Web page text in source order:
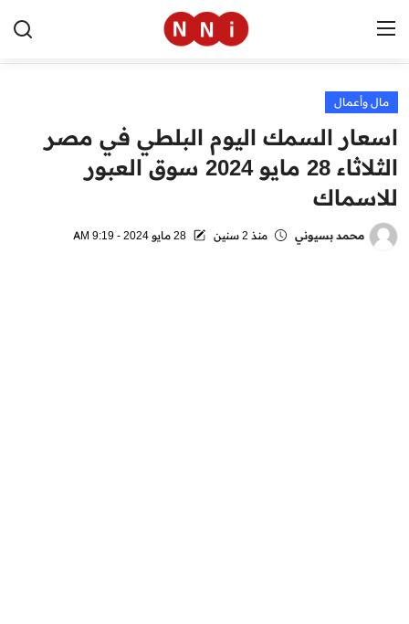
الرئيسية
اخبار مصر
العالم
الرياضة
مال وأعمال
اسعار السمك اليوم البلطي في مصر
الثلاثاء 28 مايو 2024 سوق العبور
للاسماك
محمد بسيوني منذ 2 سنين 28 مايو 2024 - 9:19 AM